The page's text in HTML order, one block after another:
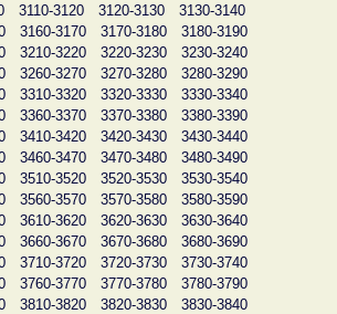
3110-3120 3120-3130
3130-3140
3160-3170 3170-3180
3180-3190
3210-3220 3220-3230
3230-3240
3260-3270 3270-3280
3280-3290
3310-3320 3320-3330
3330-3340
3360-3370 3370-3380
3380-3390
3410-3420 3420-3430
3430-3440
3460-3470 3470-3480
3480-3490
3510-3520 3520-3530
3530-3540
3560-3570 3570-3580
3580-3590
3610-3620 3620-3630
3630-3640
3660-3670 3670-3680
3680-3690
3710-3720 3720-3730
3730-3740
3760-3770 3770-3780
3780-3790
3810-3820 3820-3830
3830-3840